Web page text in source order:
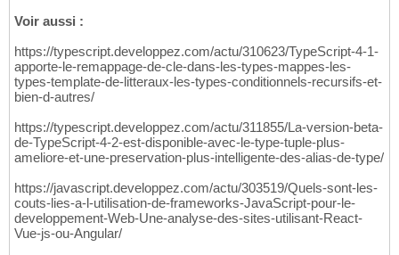
Voir aussi :
https://typescript.developpez.com/actu/310623/TypeScript-4-1-
apporte-le-remappage-de-cle-dans-les-types-mappes-les-
types-template-de-litteraux-les-types-conditionnels-recursifs-et-
bien-d-autres/
https://typescript.developpez.com/actu/311855/La-version-beta-
de-TypeScript-4-2-est-disponible-avec-le-type-tuple-plus-
ameliore-et-une-preservation-plus-intelligente-des-alias-de-type/
https://javascript.developpez.com/actu/303519/Quels-sont-les-
couts-lies-a-l-utilisation-de-frameworks-JavaScript-pour-le-
developpement-Web-Une-analyse-des-sites-utilisant-React-
Vue-js-ou-Angular/